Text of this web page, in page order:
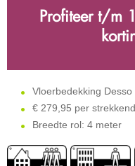
Profiteer t/m
Vloerbedekking
€ 279,95 per
Breedte rol: 4 meter